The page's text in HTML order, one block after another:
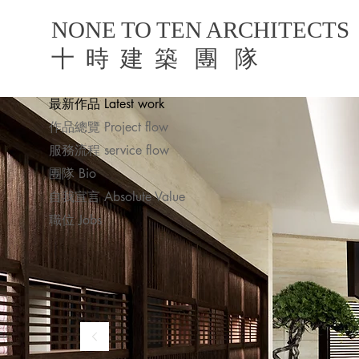
最新作品 Latest work
作品總覽 Project flow
服務流程 service flow
團隊 Bio
自我宣言 Absolute Value
職位 Jobs
NONE TO TEN ARCHITECTS
​十 時 建 築 團 隊